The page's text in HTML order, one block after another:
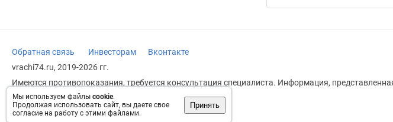
Мы используем файлы cookie.
Продолжая использовать сайт, вы даете свое
согласие на работу с этими файлами.
Принять
Обратная связь Инвесторам
Вконтакте
vrachi74.ru, 2019-2026 гг.
Имеются противопоказания, требуется консультация специалиста. Информация,
заменяет прием врача.
Возрастное ограничение: 18+